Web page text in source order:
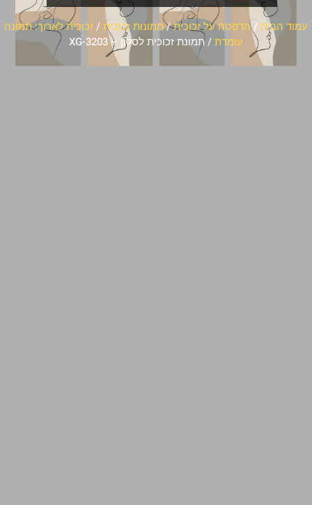
עמוד הבית /הדפסה על זכוכית/תמונות זכוכית/זכוכית לארוך: תמונה
עומדת/ תמונת זכוכית לסלון – XG-3203